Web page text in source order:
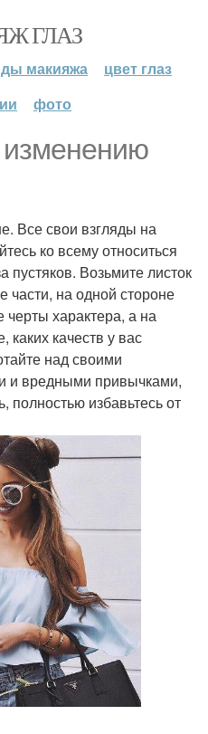
ГЛАЗ
макияжа
цвет глаз
фото
изменению
Все свои взгляды на
ко всему относиться
пустяков. Возьмите листок
части, на одной стороне
характера, а на
каких качеств у вас
над своими
и вредными привычками,
полностью избавьтесь от